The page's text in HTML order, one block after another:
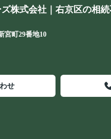
株式会社｜右京区の相
宮町29番地10
せ